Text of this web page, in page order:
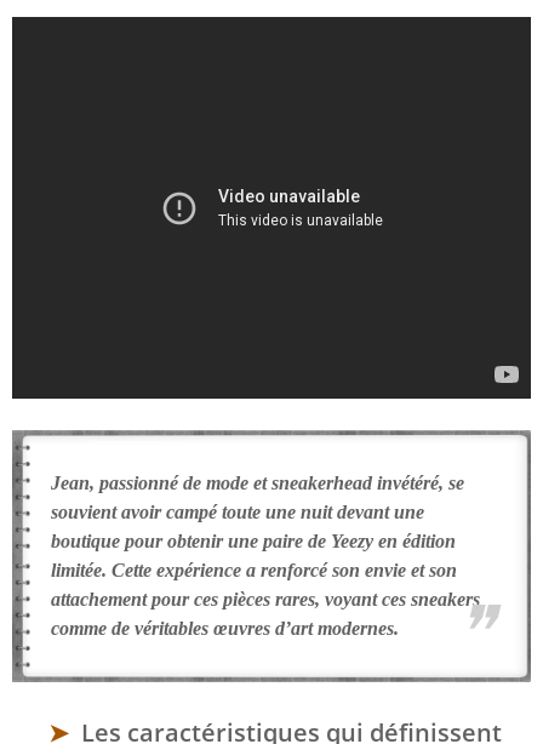
Jean, passionné de mode et sneakerhead invétéré, se
souvient avoir campé toute une nuit devant une
boutique pour obtenir une paire de Yeezy en édition
limitée. Cette expérience a renforcé son envie et son
attachement pour ces pièces rares, voyant ces sneakers
comme de véritables œuvres d’art modernes.
Les caractéristiques qui définissent